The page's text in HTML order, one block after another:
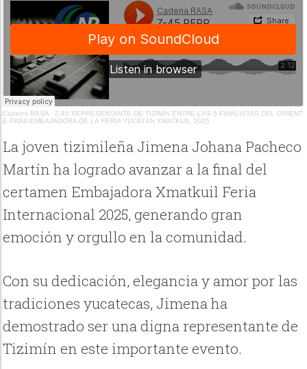
Cadena RASA · Z-45 REPRESENTANTE DE TIZIMÍN ENTRE LAS 5 FINALISTAS DEL ORIENT
E PARA EMBAJADORA DE LA FERIA YUCATÁN XMATKUIL 2025
La joven tizimileña Jimena Johana Pacheco
Martín ha logrado avanzar a la final del
certamen Embajadora Xmatkuil Feria
Internacional 2025, generando gran
emoción y orgullo en la comunidad.
Con su dedicación, elegancia y amor por las
tradiciones yucatecas, Jimena ha
demostrado ser una digna representante de
Tizimín en este importante evento.